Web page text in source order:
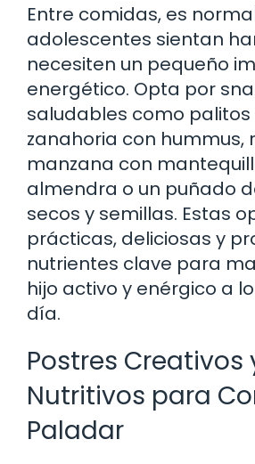
Entre comidas, es
adolescentes sientan
necesiten un pequeño
energético. Opta por
saludables como palitos
zanahoria con hummus,
manzana con
almendra o un puñado
secos y semillas. Estas
prácticas, deliciosas y
nutrientes clave para
hijo activo y enérgico a
día.
Postres Creativos
Nutritivos para
Paladar